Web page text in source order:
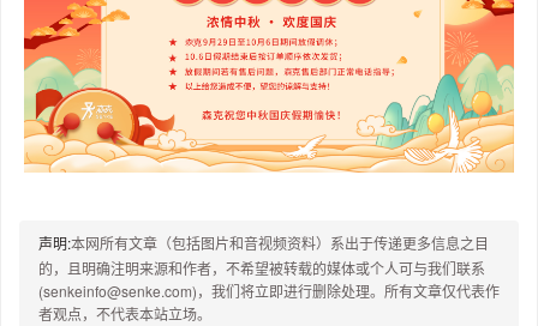
声明:本网所有文章（包括图片和音视频资料）系出于传递更多信息之目
的，且明确注明来源和作者，不希望被转载的媒体或个人可与我们联系
(senkeinfo@senke.com)，我们将立即进行删除处理。所有文章仅代表作
者观点，不代表本站立场。